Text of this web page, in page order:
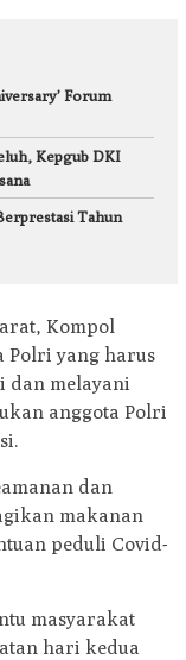
Forum
Kepgub DKI
Tahun
Kompol
Polri yang harus
dan melayani
anggota Polri
dan
makanan
peduli Covid-
masyarakat
hari kedua